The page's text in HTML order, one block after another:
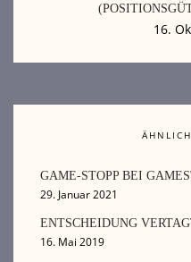
16.
GAME-STOPP BEI
29. Januar 2021
ENTSCHEIDUNG
16. Mai 2019